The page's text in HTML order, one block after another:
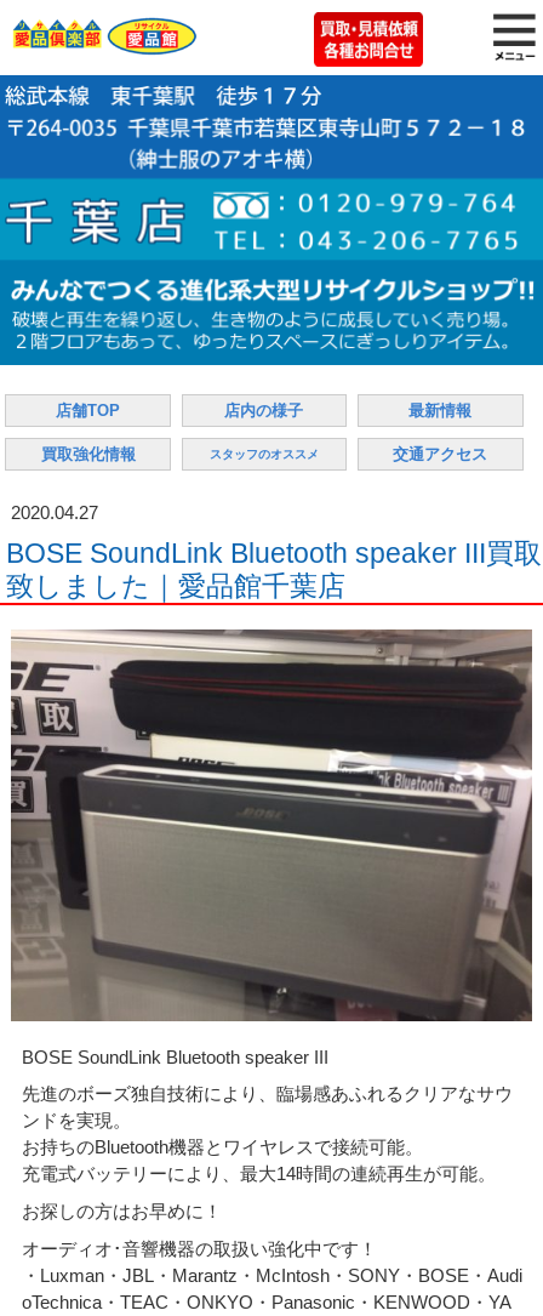
店舗TOP 店内の様子 最新情報
買取強化情報 スタッフのオススメ 交通アクセス
2020.04.27
BOSE SoundLink Bluetooth speaker III買取
致しました｜愛品館千葉店
BOSE SoundLink Bluetooth speaker III
先進のボーズ独自技術により、臨場感あふれるクリアなサウ
ンドを実現。
お持ちのBluetooth機器とワイヤレスで接続可能。
充電式バッテリーにより、最大14時間の連続再生が可能。
お探しの方はお早めに！
オーディオ･音響機器の取扱い強化中です！
・Luxman・JBL・Marantz・McIntosh・SONY・BOSE・Audi
oTechnica・TEAC・ONKYO・Panasonic・KENWOOD・YA